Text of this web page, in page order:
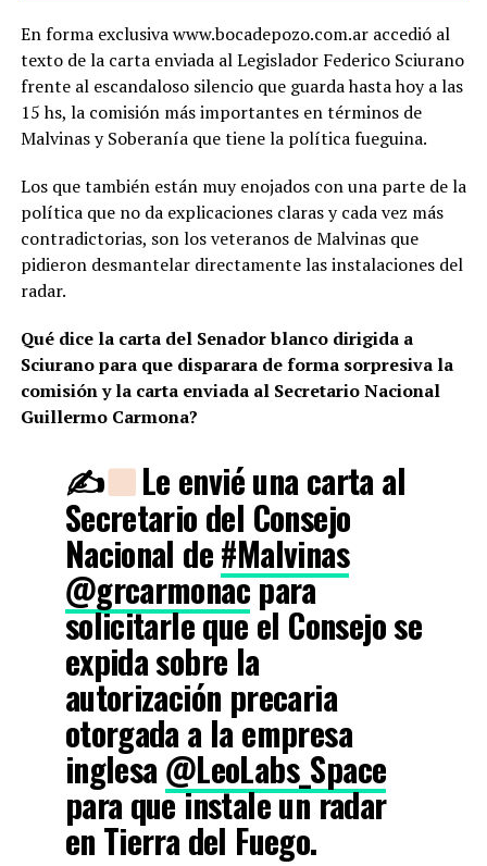
En forma exclusiva www.bocadepozo.com.ar accedió al
texto de la carta enviada al Legislador Federico Sciurano
frente al escandaloso silencio que guarda hasta hoy a las
15 hs, la comisión más importantes en términos de
Malvinas y Soberanía que tiene la política fueguina.
Los que también están muy enojados con una parte de la
política que no da explicaciones claras y cada vez más
contradictorias, son los veteranos de Malvinas que
pidieron desmantelar directamente las instalaciones del
radar.
Qué dice la carta del Senador blanco dirigida a
Sciurano para que disparara de forma sorpresiva la
comisión y la carta enviada al Secretario Nacional
Guillermo Carmona?
✍ Le envié una carta al
Secretario del Consejo
Nacional de#Malvinas
@grcarmonacpara
solicitarle que el Consejo se
expida sobre la
autorización precaria
otorgada a la empresa
inglesa @LeoLabs_Space
para que instale un radar
en Tierra del Fuego.